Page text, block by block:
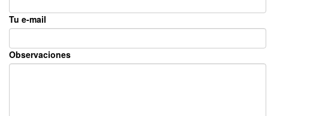
Tu e-mail
Observaciones